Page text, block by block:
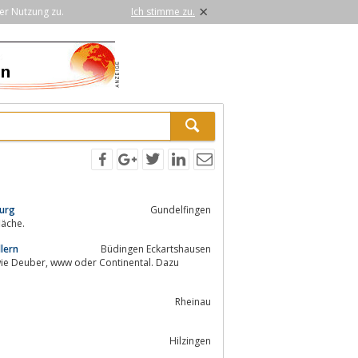
Nutzung zu. Ich stimme zu. ×
Gundelfingen
Büdingen Eckartshausen
Dazu
Rheinau
Hilzingen